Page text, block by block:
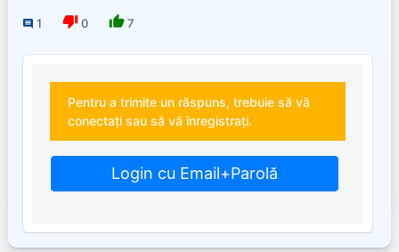
comment 1 thumb_down0 thumb_up7
Pentru a trimite un răspuns, trebuie să vă
conectați sau să vă înregistrați.
Login cu Email+Parolă